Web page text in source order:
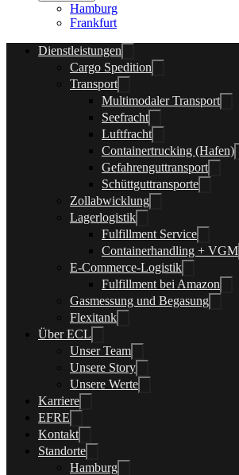
Hamburg
Frankfurt
Dienstleistungen
Cargo Spedition
Transport
Multimodaler Transport
Seefracht
Luftfracht
Containertrucking (Hafen)
Gefahrenguttransport
Schüttguttransporte
Zollabwicklung
Lagerlogistik
Fulfillment Service
Containerhandling + VGM
E-Commerce-Logistik
Fulfillment bei Amazon
Gasmessung und Begasung
Flexitank
Über ECL
Unser Team
Unsere Story
Unsere Werte
Karriere
EFRE
Kontakt
Standorte
Hamburg